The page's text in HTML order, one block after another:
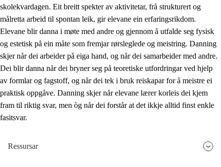
skolekvardagen. Eit breitt spekter av aktivitetar, frå strukturert og
målretta arbeid til spontan leik, gir elevane ein erfaringsrikdom.
Elevane blir danna i møte med andre og gjennom å utfalde seg fysisk
og estetisk på ein måte som fremjar rørsleglede og meistring. Danning
skjer når dei arbeider på eiga hand, og når dei samarbeider med andre.
Dei blir danna når dei bryner seg på teoretiske utfordringar ved hjelp
av formlar og fagstoff, og når dei tek i bruk reiskapar for å meistre ei
praktisk oppgåve. Danning skjer når elevane lærer korleis dei kjem
fram til riktig svar, men òg når dei forstår at det ikkje alltid finst enkle
fasitsvar.
Ressursar